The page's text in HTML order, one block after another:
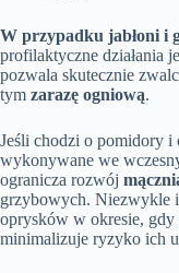
W przypadku jabłoni i
profilaktyczne działania
pozwala skutecznie
tym zarazę ogniową.
Jeśli chodzi o pomidory
wykonywane we
ogranicza rozwój
grzybowych. Niezwykle
oprysków w okresie, gdy
minimalizuje ryzyko ich